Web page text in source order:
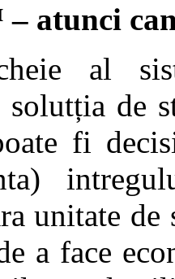
atunci
al
solutția de
fi
unitate de
a face